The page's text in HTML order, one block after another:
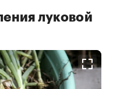
луковой